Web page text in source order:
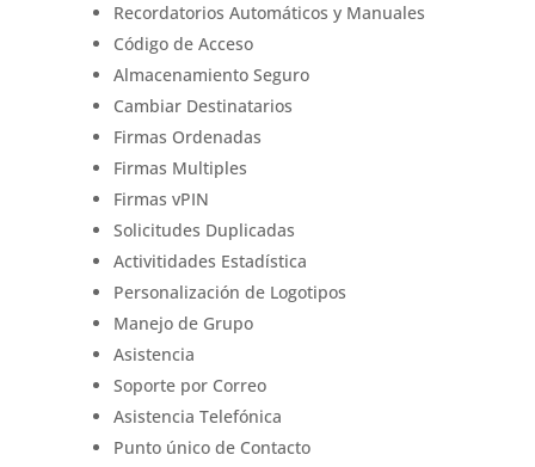
Recordatorios Automáticos y Manuales
Código de Acceso
Almacenamiento Seguro
Cambiar Destinatarios
Firmas Ordenadas
Firmas Multiples
Firmas vPIN
Solicitudes Duplicadas
Activitidades Estadística
Personalización de Logotipos
Manejo de Grupo
Asistencia
Soporte por Correo
Asistencia Telefónica
Punto único de Contacto